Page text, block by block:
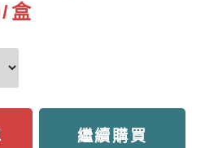
盒
繼續購買